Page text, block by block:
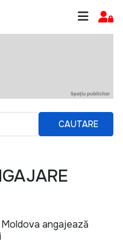
CAUTARE
angajează